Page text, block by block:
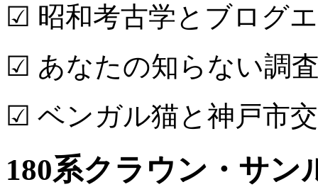
☑ 昭和考古学とブログ
☑ あなたの知らない調
☑ ベンガル猫と神戸市
180系クラウン・サン